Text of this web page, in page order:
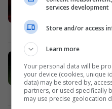
vitit?
Auto
ofron
javë
Pro
services development
Store and/or access
Learn more
Your personal data will be
your device (cookies, unique
data) may be stored by,
partners, or used specifically
may use precise geolocation